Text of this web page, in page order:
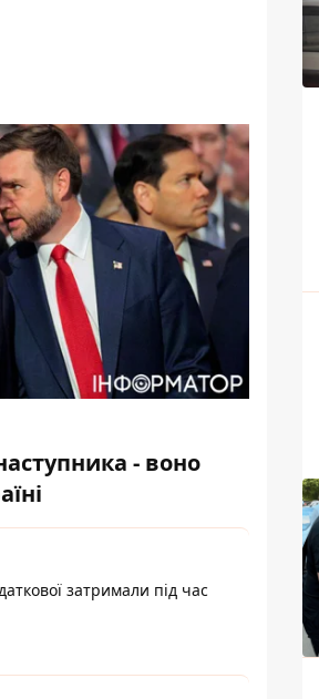
- воно
затримали під час